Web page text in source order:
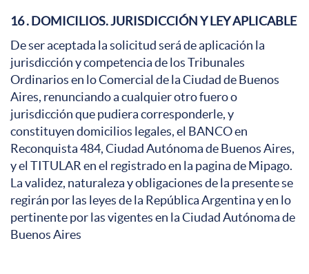
16 . DOMICILIOS. JURISDICCIÓN Y LEY APLICABLE
De ser aceptada la solicitud será de aplicación la
jurisdicción y competencia de los Tribunales
Ordinarios en lo Comercial de la Ciudad de Buenos
Aires, renunciando a cualquier otro fuero o
jurisdicción que pudiera corresponderle, y
constituyen domicilios legales, el BANCO en
Reconquista 484, Ciudad Autónoma de Buenos Aires,
y el TITULAR en el registrado en la pagina de Mipago.
La validez, naturaleza y obligaciones de la presente se
regirán por las leyes de la República Argentina y en lo
pertinente por las vigentes en la Ciudad Autónoma de
Buenos Aires